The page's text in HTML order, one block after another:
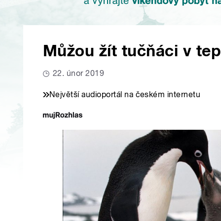
Můžou žít tučňáci v
22. únor 2019
Největší audioportál na českém internetu